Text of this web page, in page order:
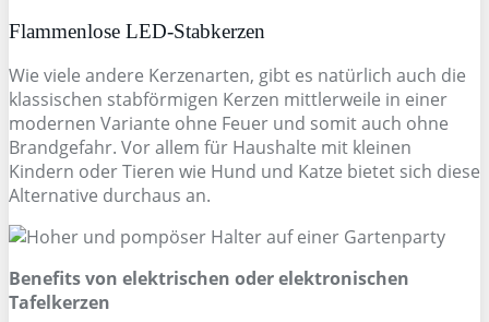
Flammenlose LED-Stabkerzen
Wie viele andere Kerzenarten, gibt es natürlich auch die
klassischen stabförmigen Kerzen mittlerweile in einer
modernen Variante ohne Feuer und somit auch ohne
Brandgefahr. Vor allem für Haushalte mit kleinen
Kindern oder Tieren wie Hund und Katze bietet sich diese
Alternative durchaus an.
Benefits von elektrischen oder elektronischen
Tafelkerzen